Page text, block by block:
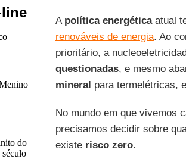
do
século
A política energéticaatual
renováveis de energia. Ao
prioritário, a
questionadas, e mesmo
mineral para termelétricas,
No mundo em que vivemos
precisamos decidir sobre
existe risco zero.